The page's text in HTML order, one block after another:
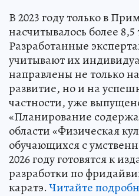
В 2023 году только в
насчитывалось более
Разработанные
учитывают их
направлены не только
развитие, но и на
частности, уже
«Планирование
области «Физическая
обучающихся с
2026 году готовятся к
разработки по
каратэ.Читайте